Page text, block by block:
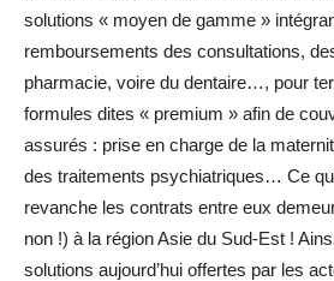
solutions « moyen de gamme »
remboursements des consultations,
pharmacie, voire du dentaire…, pour
formules dites « premium » afin de
assurés : prise en charge de la
des traitements psychiatriques… Ce
revanche les contrats entre eux
non !) à la région Asie du Sud-Est !
solutions aujourd’hui offertes par les